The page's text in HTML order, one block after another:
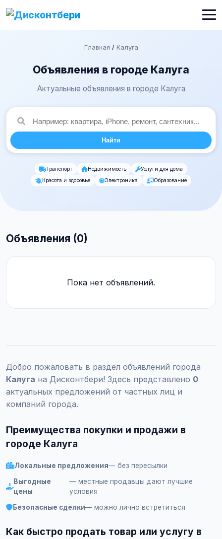
Главная / Калуга
Объявления в городе Калуга
Актуальные объявления в городе Калуга
Найти
Транспорт Недвижимость
Услуги для дома
Красота и здоровье
Электроника Образование
Объявления (0)
Пока нет объявлений.
Добро пожаловать в раздел объявлений города
Калуга на Дисконтбери! Здесь представлено 0
актуальных предложений от частных лиц и
компаний города.
Преимущества покупки и продажи в
городе Калуга
Локальные предложения— без пересылки
Выгодные
цены
— местные продавцы дают лучшие
условия
Безопасные сделки— можно лично встретиться
Как быстро продать товар или услугу в